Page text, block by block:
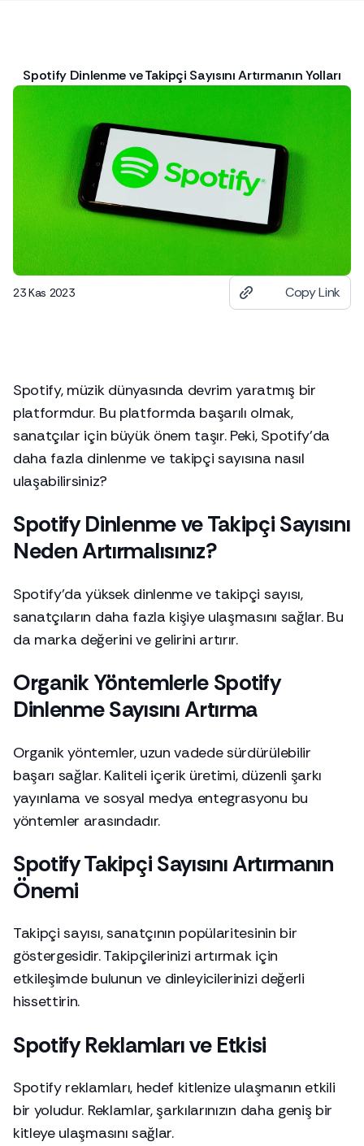
Spotify Dinlenme ve Takipçi Sayısını Artırmanın Yolları
23 Kas 2023 Copy Link
Spotify, müzik dünyasında devrim yaratmış bir
platformdur. Bu platformda başarılı olmak,
sanatçılar için büyük önem taşır. Peki, Spotify'da
daha fazla dinlenme ve takipçi sayısına nasıl
ulaşabilirsiniz?
Spotify Dinlenme ve Takipçi Sayısını
Neden Artırmalısınız?
Spotify'da yüksek dinlenme ve takipçi sayısı,
sanatçıların daha fazla kişiye ulaşmasını sağlar. Bu
da marka değerini ve gelirini artırır.
Organik Yöntemlerle Spotify
Dinlenme Sayısını Artırma
Organik yöntemler, uzun vadede sürdürülebilir
başarı sağlar. Kaliteli içerik üretimi, düzenli şarkı
yayınlama ve sosyal medya entegrasyonu bu
yöntemler arasındadır.
Spotify Takipçi Sayısını Artırmanın
Önemi
Takipçi sayısı, sanatçının popülaritesinin bir
göstergesidir. Takipçilerinizi artırmak için
etkileşimde bulunun ve dinleyicilerinizi değerli
hissettirin.
Spotify Reklamları ve Etkisi
Spotify reklamları, hedef kitlenize ulaşmanın etkili
bir yoludur. Reklamlar, şarkılarınızın daha geniş bir
kitleye ulaşmasını sağlar.